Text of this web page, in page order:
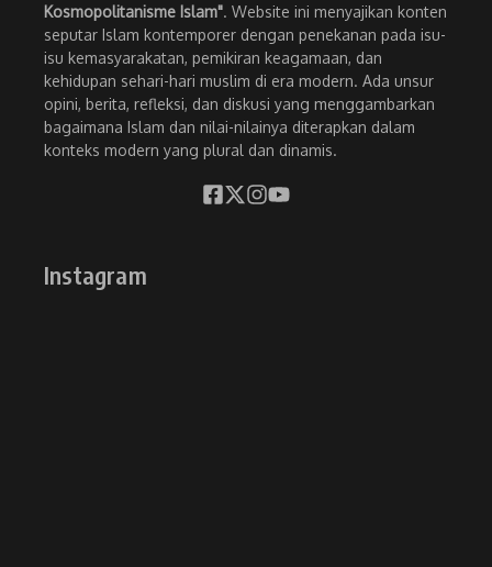
Kosmopolitanisme Islam". Website ini menyajikan konten
seputar Islam kontemporer dengan penekanan pada isu-
isu kemasyarakatan, pemikiran keagamaan, dan
kehidupan sehari-hari muslim di era modern. Ada unsur
opini, berita, refleksi, dan diskusi yang menggambarkan
bagaimana Islam dan nilai-nilainya diterapkan dalam
konteks modern yang plural dan dinamis.
Instagram